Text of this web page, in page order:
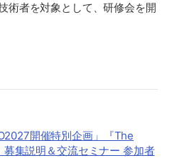
術者を対象として、研修会を開
開催特別企画」『The
集説明＆交流セミナー 参加者